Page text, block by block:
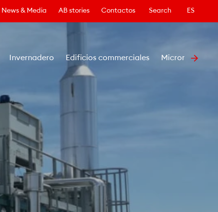
News & Media AB stories Contactos Search ES
Invernadero Edificios commerciales Microrredes